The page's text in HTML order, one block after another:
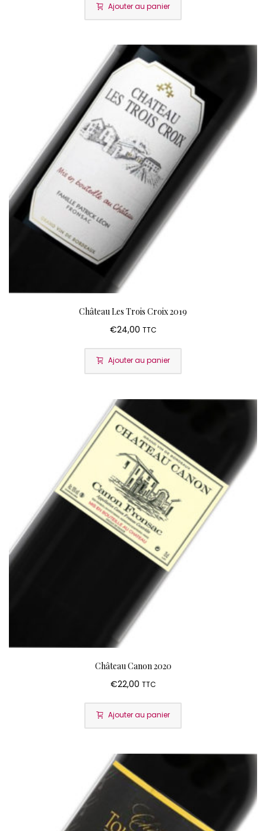
Ajouter au panier
Château Les Trois Croix 2019
€24,00 TTC
Ajouter au panier
Château Canon 2020
€22,00 TTC
Ajouter au panier